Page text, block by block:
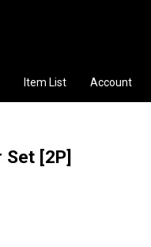
Item List Account
Set [2P]